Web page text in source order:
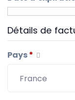
Détails de
Pays*